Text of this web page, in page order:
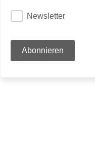
Newsletter